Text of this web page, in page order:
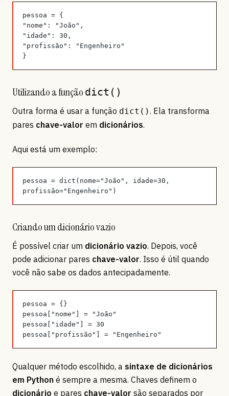
pessoa = {
"nome": "João",
"idade": 30,
"profissão": "Engenheiro"
}
Utilizando a função dict()
Outra forma é usar a função dict(). Ela transforma
pares chave-valor em dicionários.
Aqui está um exemplo:
pessoa = dict(nome="João", idade=30,
profissão="Engenheiro")
Criando um dicionário vazio
É possível criar um dicionário vazio. Depois, você
pode adicionar pares chave-valor. Isso é útil quando
você não sabe os dados antecipadamente.
pessoa = {}
pessoa["nome"] = "João"
pessoa["idade"] = 30
pessoa["profissão"] = "Engenheiro"
Qualquer método escolhido, a sintaxe de dicionários
em Python é sempre a mesma. Chaves definem o
dicionário e pares chave-valor são separados por